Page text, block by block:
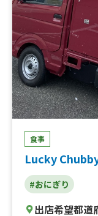
食事
Lucky
#おにぎり
出店希望都道